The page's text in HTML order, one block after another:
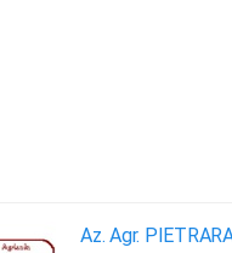
Az. Agr.